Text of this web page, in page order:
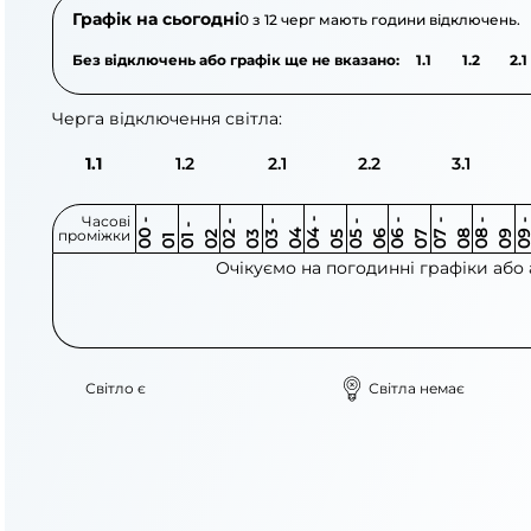
Графік на сьогодні0 з 12 черг мають години відключень.
Без відключень або графік ще не вказано: 1.1 1.2 2.1
Черга відключення світла:
1.1 1.2 2.1 2.2 3.1
Часові
проміжки 0
0
-
0 1 0
1
-
0 2 0 2
-
0 3 0 3
-
0 4 0 4
-
0 5 0 5
-
0 6 0 6
-
0 7 0 7
-
0 8 0 8
-
0 9 0
9
-
1
Очікуємо на погодинні графіки
Світло є Світла немає